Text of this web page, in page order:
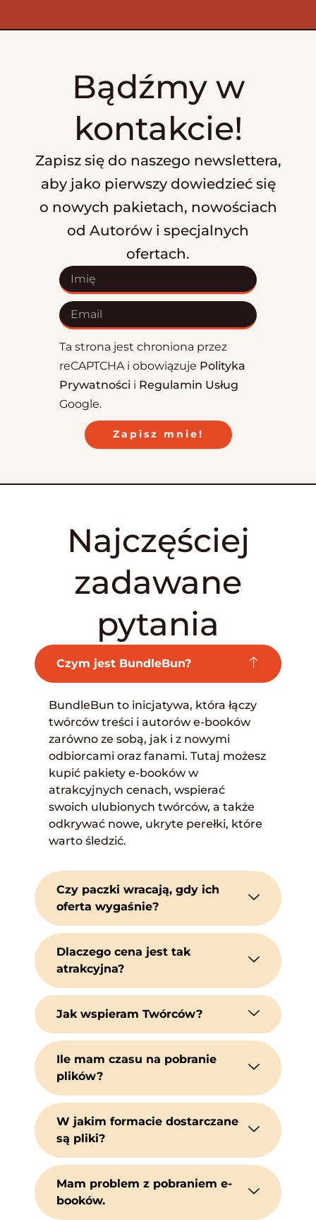
Bądźmy w
kontakcie!
Zapisz się do naszego newslettera,
aby jako pierwszy dowiedzieć się
o nowych pakietach, nowościach
od Autorów i specjalnych
ofertach.
I
m
ę
E
m
l
Ta strona jest chroniona przez
reCAPTCHA i obowiązuje Polityka
Prywatności i Regulamin Usług
Google.
Zapisz mnie!
Najczęściej
zadawane
pytania
Czym jest BundleBun?
BundleBun to inicjatywa, która łączy
twórców treści i autorów e-booków
zarówno ze sobą, jak i z nowymi
odbiorcami oraz fanami. Tutaj możesz
kupić pakiety e-booków w
atrakcyjnych cenach, wspierać
swoich ulubionych twórców, a także
odkrywać nowe, ukryte perełki, które
warto śledzić.
Czy paczki wracają, gdy ich
oferta wygaśnie?
Dlaczego cena jest tak
atrakcyjna?
Jak wspieram Twórców?
Ile mam czasu na pobranie
plików?
W jakim formacie dostarczane
są pliki?
Mam problem z pobraniem e-
booków.